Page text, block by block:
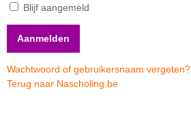
Blijf aangemeld
Wachtwoord of gebruikersnaam vergeten?
Terug naar Nascholing.be